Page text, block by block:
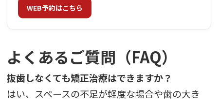
WEB予約はこちら
よくあるご質問（FAQ）
抜歯しなくても矯正治療はできますか？
はい、スペースの不足が軽度な場合や歯の大き